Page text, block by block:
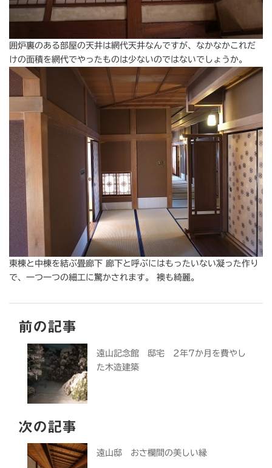
囲炉裏のある部屋の天井は網代天井なんですが、なかなかこれだ
けの面積を網代でやったものは少ないのではないでしょうか。
東棟と中棟を結ぶ畳廊下 廊下と呼ぶにはもったいない凝った作り
で、一つ一つの細工に驚かされます。 襖も綺麗。
前の記事
遠山記念館 邸宅 2年7か月を費やし
た木造建築
次の記事
遠山邸 おさ欄間の美しい縁